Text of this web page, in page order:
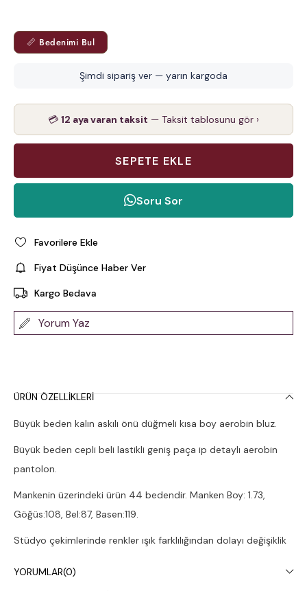
📏 Bedenimi Bul
Şimdi sipariş ver — yarın kargoda
💳 12 aya varan taksit — Taksit tablosunu gör ›
Soru Sor
Favorilere Ekle
Fiyat Düşünce Haber Ver
Kargo Bedava
Yorum Yaz
ÜRÜN ÖZELLIKLERI
Büyük beden kalın askılı önü düğmeli kısa boy aerobin bluz.
Büyük beden cepli beli lastikli geniş paça ip detaylı aerobin
pantolon.
Mankenin üzerindeki ürün 44 bedendir. Manken Boy: 1.73,
Göğüs:108, Bel:87, Basen:119.
Stüdyo çekimlerinde renkler ışık farklılığından dolayı değişiklik
YORUMLAR(0)